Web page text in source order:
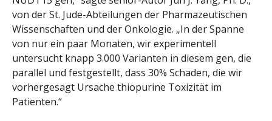
von der St. Jude-Abteilungen der Pharmazeutischen
Wissenschaften und der Onkologie. „In der Spanne
von nur ein paar Monaten, wir experimentell
untersucht knapp 3.000 Varianten in diesem gen, die
parallel und festgestellt, dass 30% Schaden, die wir
vorhergesagt Ursache thiopurine Toxizität im
Patienten.“